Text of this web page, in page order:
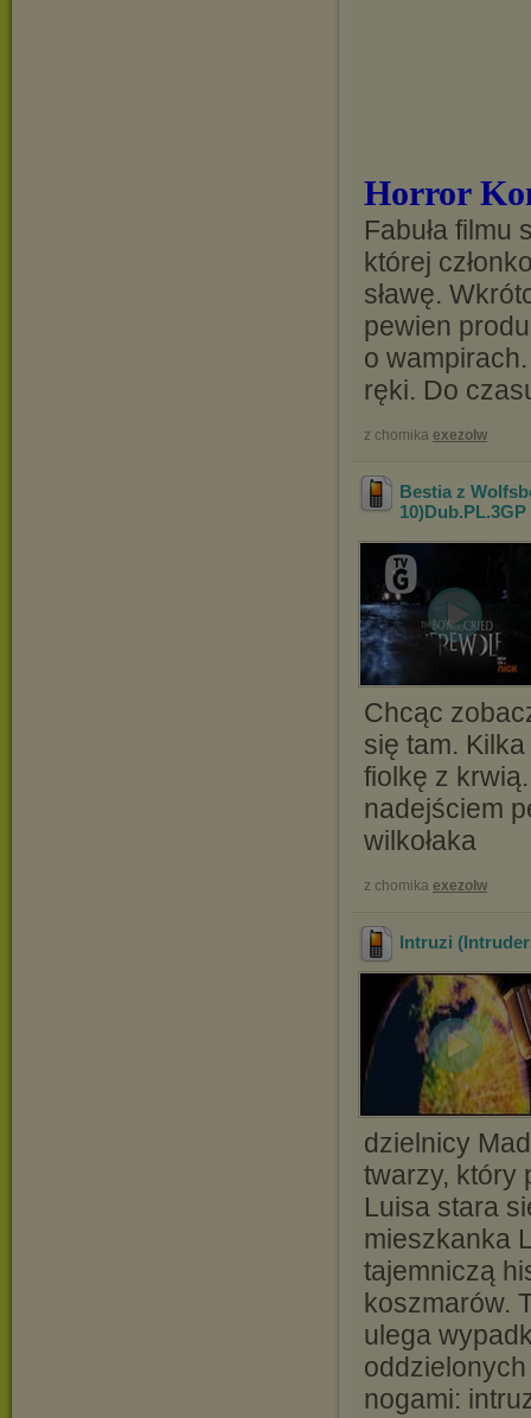
Horror
Fabuła
której
sławę.
pewien
o
ręki. Do
z chomika exezolw
Bestia z
10)Dub.PL.3GP
Chcąc
się tam.
fiolkę z
nadejściem
wilkołaka
z chomika exezolw
Intruzi
dzielnicy
twarzy, który
Luisa stara
mieszkanka
tajemniczą
koszmarów.
ulega
nogami: